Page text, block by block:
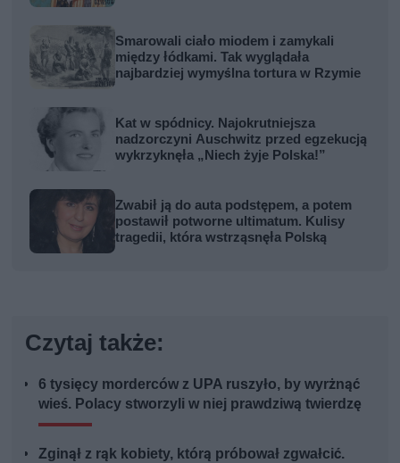
Smarowali ciało miodem i zamykali
między łódkami. Tak wyglądała
najbardziej wymyślna tortura w Rzymie
Kat w spódnicy. Najokrutniejsza
nadzorczyni Auschwitz przed egzekucją
wykrzyknęła „Niech żyje Polska!”
Zwabił ją do auta podstępem, a potem
postawił potworne ultimatum. Kulisy
tragedii, która wstrząsnęła Polską
Czytaj także:
6 tysięcy morderców z UPA ruszyło, by wyrżnąć
wieś. Polacy stworzyli w niej prawdziwą twierdzę
Zginął z rąk kobiety, którą próbował zgwałcić.